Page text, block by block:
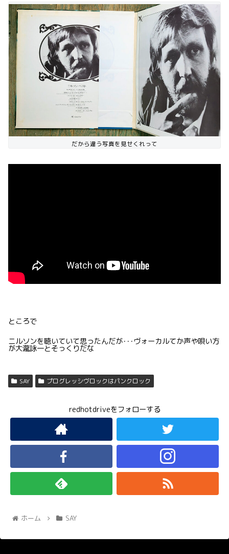
だから違う写真を見せくれって
ところで
ニルソンを聴いていて思ったんだが･･･ヴォーカルてか声や唄い方
が大瀧詠一とそっくりだな
SAY プログレッシヴロックはパンクロック
redhotdriveをフォローする
ホーム SAY